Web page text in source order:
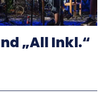
„All Inkl.“